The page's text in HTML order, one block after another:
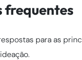
frequentes
para as